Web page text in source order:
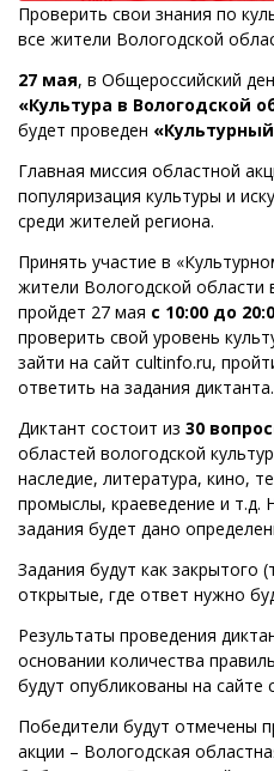
Проверить свои знания по
все жители Вологодской
27 мая, в Общероссийский
«Культура в Вологодской
будет проведен
Главная миссия областной
популяризация культуры и
среди жителей региона.
Принять участие в
жители Вологодской области
пройдет 27 мая с 10:00 до
проверить свой уровень
зайти на сайт cultinfo.ru,
ответить на задания диктанта.
Диктант состоит из 30
областей вологодской
наследие, литература, кино,
промыслы, краеведение и т.д.
задания будет дано
Задания будут как закрытого
открытые, где ответ нужно
Результаты проведения
основании количества
будут опубликованы на сайте
Победители будут отмечены
акции – Вологодская